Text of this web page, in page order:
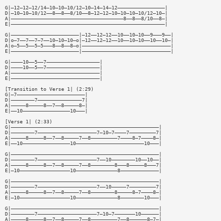
G|—12—12—12/14—10—10—10/12—10—14—14—12————————————————|
D|—10—10—10/12——8——8——8/10——8—12—12—10—10—10—10/12—10—|
A|——————————————————————————————————————8——8——8/10——8—|
E|————————————————————————————————————————————————————|
G|———————————————————————|—12——12—12——10——10—10——9———9——|
D|o—7——7——7—7——10—10—10—o|—12——12—12——10——10—10——10——10—|
A|o—5——5——5—5———8——8——8—o|——————————————————————————————|
E|———————————————————————|——————————————————————————————|
G|————10——5——7——————————————————|
D|————10——5——7——————————————————|
A|——————————————————————————————|
E|——————————————————————————————|
[Transition to Verse 1| (2:29)
G|—7———————————————————————|
D|————————7———————————————7|
A|—————8—————8——7——8—————8—|
E|——10————————————————10———|
[Verse 1| (2:33)
G|——————————————————————————————————————————————————|
D|————————7————————————————————7—10—7————7—————————7|
A|—————8—————8——7——8—————7——8—————————7————8—7————8—|
E|——10————————————————10———————————————————————10———|
G|——————————————————————————————————————————————————|
D|————————7————————————————————7——10————————10——10——|
A|—————8—————8——7——8—————7——8————————8———8—————8———7|
E|—10—————————————————10——————————————8—————————————|
G|——————————————————————————————————————————————————|
D|————————7————————————————————7——10—————7—————————7|
A|—————8—————8——7——8—————7——8————————8—————8—7————8—|
E|—10—————————————————10——————————————8————————10———|
G|——————————————————————————————————————————————————|
D|————————7————————————————————7—10—7———————10——————|
A|—————8—————8——7——8—————7——8—————————7——8——————8—7—|